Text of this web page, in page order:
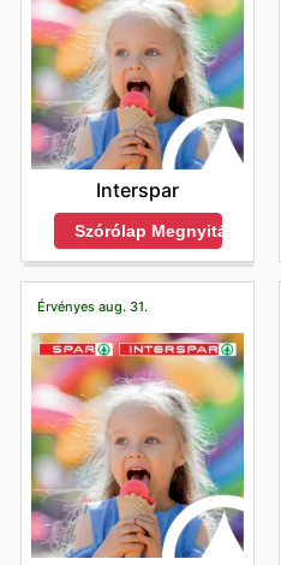
Interspar
Szórólap Megnyitása
Érvényes aug. 31.